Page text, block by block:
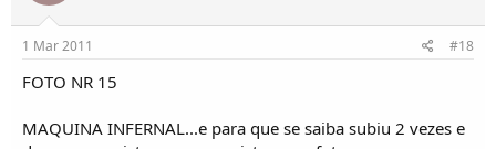
1 Mar 2011 #18
FOTO NR 15
MAQUINA INFERNAL...e para que se saiba subiu 2 vezes e